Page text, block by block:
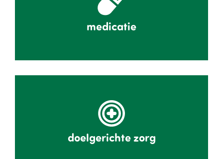
medicatie
doelgerichte zorg